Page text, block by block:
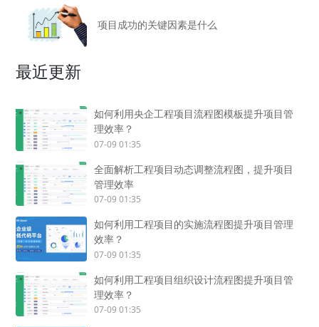
项目成功的关键因素是什么
最近更新
如何利用央企工程项目流程图模板提升项目管
理效率？
07-09 01:35
全面解析工程项目动态调整流程图，提升项目
管理效率
07-09 01:35
如何利用工程项目的实施流程图提升项目管理
效率？
07-09 01:35
如何利用工程项目组织设计流程图提升项目管
理效率？
07-09 01:35